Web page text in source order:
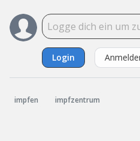
Login
impfen impfzentrum